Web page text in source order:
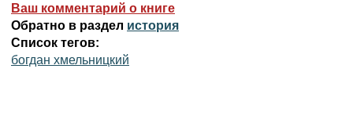
Ваш комментарий о книге
Обратно в раздел история
Список тегов:
богдан хмельницкий